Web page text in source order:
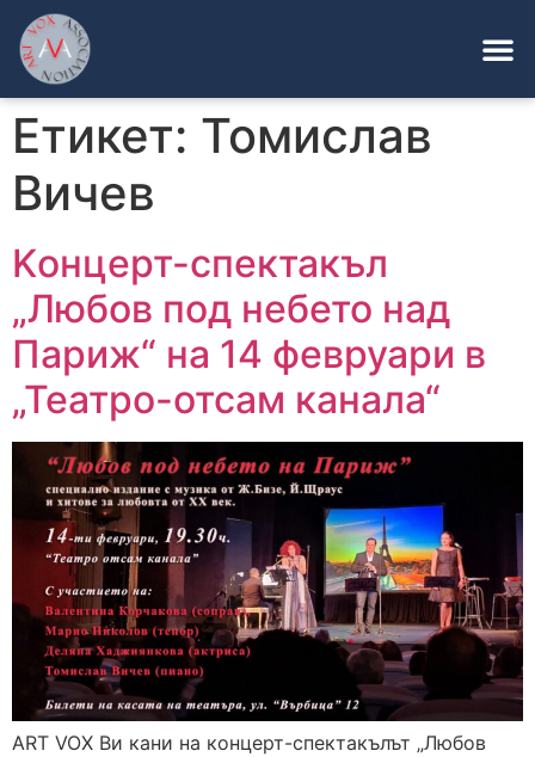
Етикет: Томислав
Вичев
Kонцерт-спектакъл
„Любов под небето над
Париж“ на 14 февруари в
„Театро-отсам канала“
ART VOX Ви кани на концерт-спектакълът „Любов